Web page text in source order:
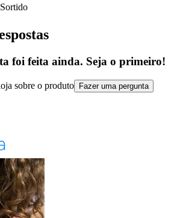
Sortido
foi feita ainda. Seja o primeiro!
sobre o produto Fazer uma pergunta